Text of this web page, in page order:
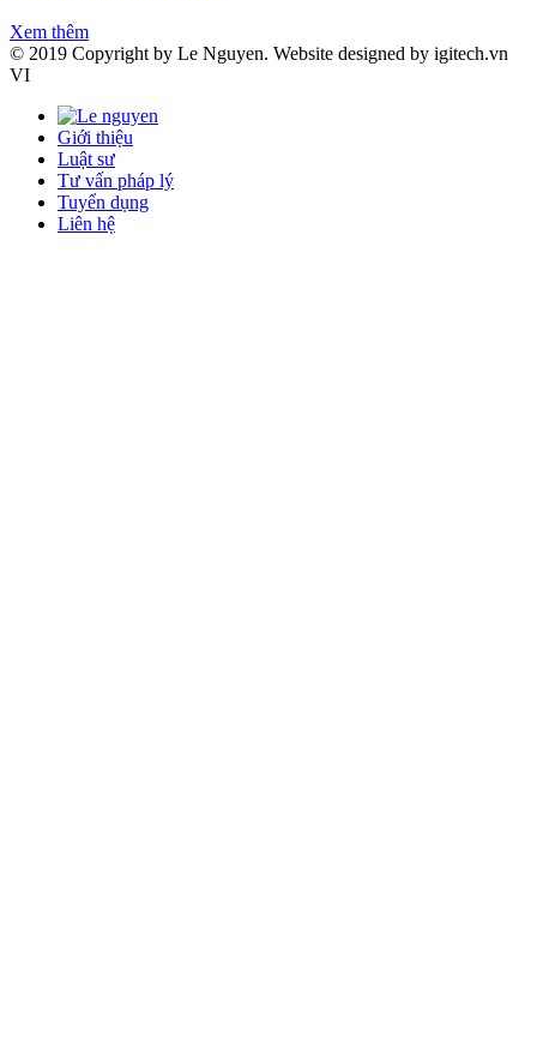
Xem thêm
© 2019 Copyright by Le Nguyen. Website designed by igitech.vn
VI
Giới thiệu
Luật sư
Tư vấn pháp lý
Tuyển dụng
Liên hệ